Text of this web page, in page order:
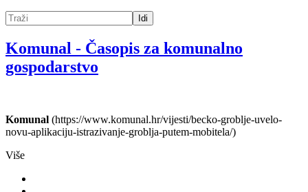
Idi
Komunal - Časopis za komunalno
gospodarstvo
Komunal (https://www.komunal.hr/vijesti/becko-groblje-uvelo-
novu-aplikaciju-istrazivanje-groblja-putem-mobitela/)
Više